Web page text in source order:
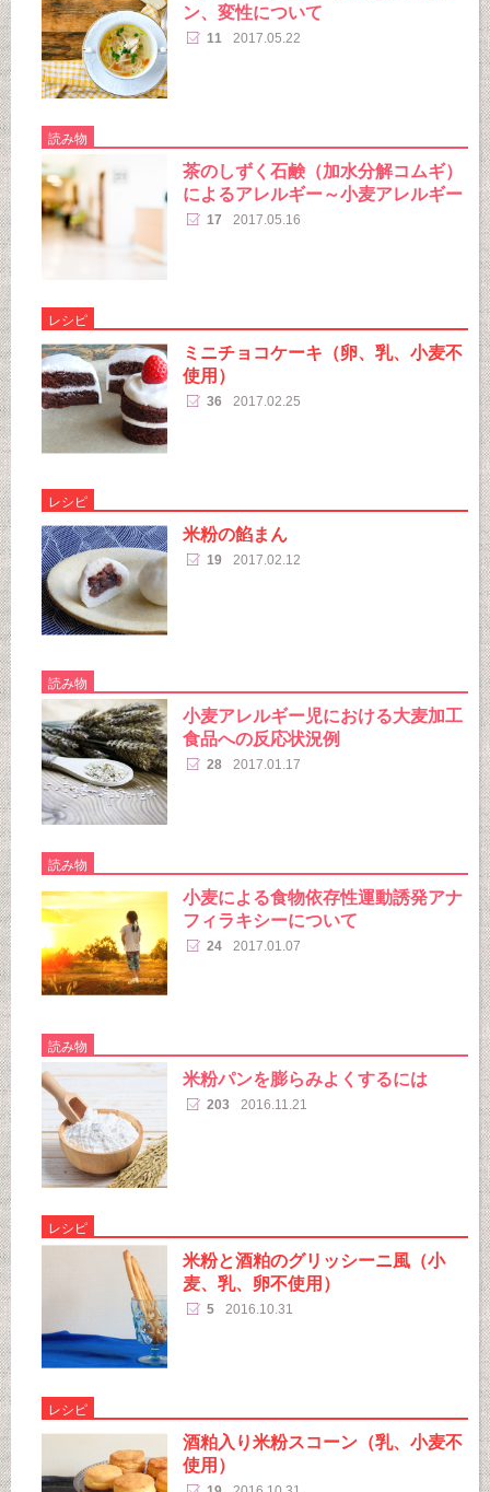
ン、変性について
11 2017.05.22
読み物
茶のしずく石鹸（加水分解コムギ）
によるアレルギー～小麦アレルギー
17 2017.05.16
レシピ
ミニチョコケーキ（卵、乳、小麦不
使用）
36 2017.02.25
レシピ
米粉の餡まん
19 2017.02.12
読み物
小麦アレルギー児における大麦加工
食品への反応状況例
28 2017.01.17
読み物
小麦による食物依存性運動誘発アナ
フィラキシーについて
24 2017.01.07
読み物
米粉パンを膨らみよくするには
203 2016.11.21
レシピ
米粉と酒粕のグリッシーニ風（小
麦、乳、卵不使用）
5 2016.10.31
レシピ
酒粕入り米粉スコーン（乳、小麦不
使用）